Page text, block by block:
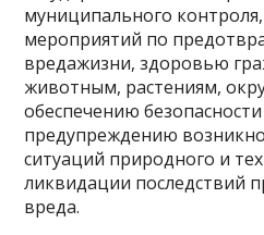
муниципального
мероприятий по
вредажизни, здоровью
животным, растениям,
обеспечению безопасности
предупреждению
ситуаций природного и
ликвидации последствий
вреда.